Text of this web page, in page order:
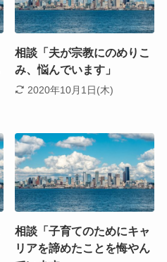
相談「夫が宗教にのめりこ
み、悩んでいます」
2020年10月1日(木)
相談「子育てのためにキャ
リアを諦めたことを悔やん